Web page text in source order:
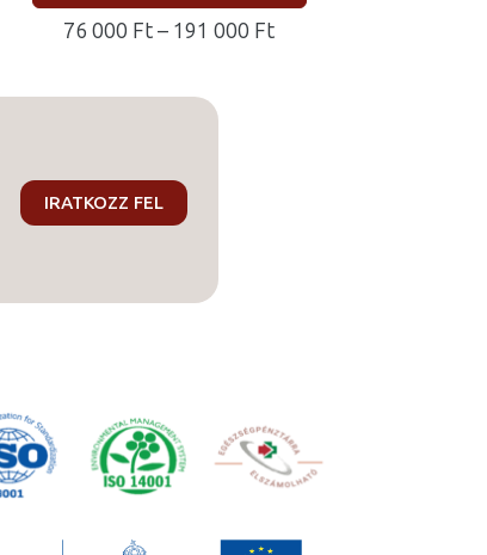
76 000 Ft– 191 000 FtÁrtartomány: